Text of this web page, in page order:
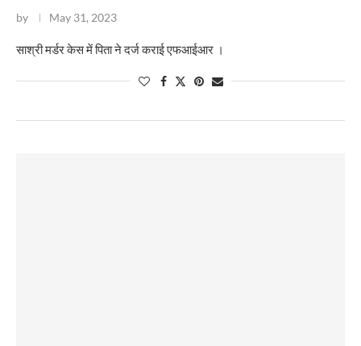
by May 31, 2023
​साश्री मर्डर केस में पिता ने दर्ज कराई एफआईआर ।